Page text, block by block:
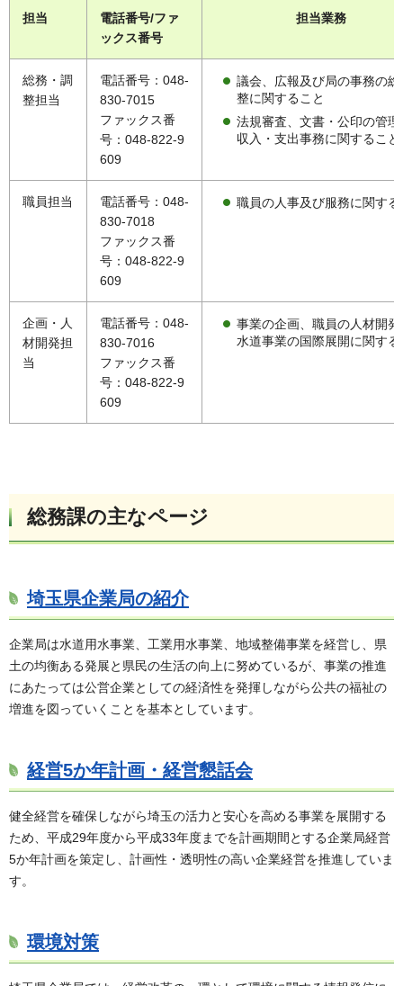
担当
電話番号/ファ
ックス番号
担当業務
総務・調
整担当
電話番号：048-
830-7015
ファックス番
号：048-822-9
609
議会、広報及び局の事務の総
整に関すること
法規審査、文書・公印の管理
収入・支出事務に関すること
職員担当
電話番号：048-
830-7018
ファックス番
号：048-822-9
609
職員の人事及び服務に関する
企画・人
材開発担
当
電話番号：048-
830-7016
ファックス番
号：048-822-9
609
事業の企画、職員の人材開発
水道事業の国際展開に関する
総務課の主なページ
埼玉県企業局の紹介
企業局は水道用水事業、工業用水事業、地域整備事業を経営し、県
土の均衡ある発展と県民の生活の向上に努めているが、事業の推進
にあたっては公営企業としての経済性を発揮しながら公共の福祉の
増進を図っていくことを基本としています。
経営5か年計画・経営懇話会
健全経営を確保しながら埼玉の活力と安心を高める事業を展開する
ため、平成29年度から平成33年度までを計画期間とする企業局経営
5か年計画を策定し、計画性・透明性の高い企業経営を推進していま
す。
環境対策